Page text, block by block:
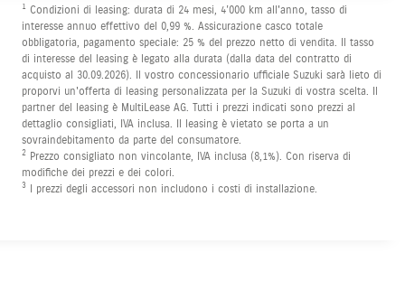
1 Condizioni di leasing: durata di 24 mesi, 4’000 km all'anno, tasso di
interesse annuo effettivo del 0,99 %. Assicurazione casco totale
obbligatoria, pagamento speciale: 25 % del prezzo netto di vendita. Il tasso
di interesse del leasing è legato alla durata (dalla data del contratto di
acquisto al 30.09.2026). Il vostro concessionario ufficiale Suzuki sarà lieto di
proporvi un'offerta di leasing personalizzata per la Suzuki di vostra scelta. Il
partner del leasing è MultiLease AG. Tutti i prezzi indicati sono prezzi al
dettaglio consigliati, IVA inclusa. Il leasing è vietato se porta a un
sovraindebitamento da parte del consumatore.
2 Prezzo consigliato non vincolante, IVA inclusa (8,1%). Con riserva di
modifiche dei prezzi e dei colori.
3 I prezzi degli accessori non includono i costi di installazione.